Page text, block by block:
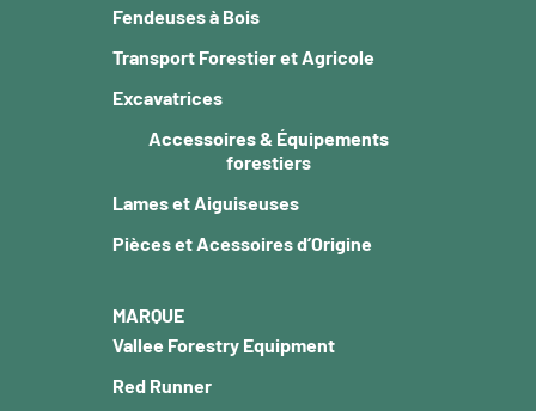
Fendeuses à Bois
Transport Forestier et Agricole
Excavatrices
Accessoires & Équipements
forestiers
Lames et Aiguiseuses
Pièces et Acessoires d’Origine
MARQUE
Vallee Forestry Equipment
Red Runner